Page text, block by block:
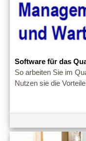
Software für das
So arbeiten Sie im
Nutzen sie die